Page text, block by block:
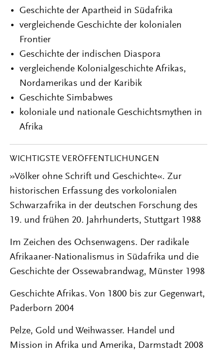
Geschichte der Apartheid in Südafrika
vergleichende Geschichte der kolonialen
Frontier
Geschichte der indischen Diaspora
vergleichende Kolonialgeschichte Afrikas,
Nordamerikas und der Karibik
Geschichte Simbabwes
koloniale und nationale Geschichtsmythen in
Afrika
WICHTIGSTE VERÖFFENTLICHUNGEN
»Völker ohne Schrift und Geschichte«. Zur
historischen Erfassung des vorkolonialen
Schwarzafrika in der deutschen Forschung des
19. und frühen 20. Jahrhunderts, Stuttgart 1988
Im Zeichen des Ochsenwagens. Der radikale
Afrikaaner-Nationalismus in Südafrika und die
Geschichte der Ossewabrandwag, Münster 1998
Geschichte Afrikas. Von 1800 bis zur Gegenwart,
Paderborn 2004
Pelze, Gold und Weihwasser. Handel und
Mission in Afrika und Amerika, Darmstadt 2008